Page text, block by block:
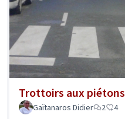
Trottoirs aux piétons
Gaïtanaros Didier
2 4